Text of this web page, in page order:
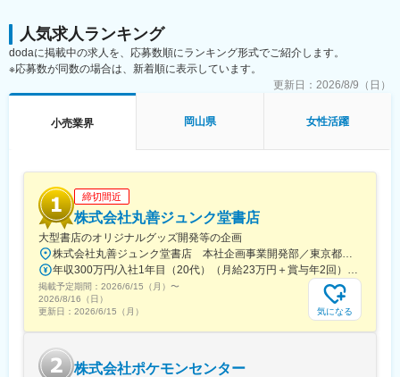
充実しており、入社から10年後のキャリア形成を計画します。
■リーダーシップ研修：
『アンガーマネジメント』を踏まえて『部下の自主性を育てる指
導法』などリーダーとしての心構えや実践すべき具体的な行動に
えます。
1931年2月、津山市元魚町14番地にマルイ食料品店として創業。
西日本エリアの食料品店では最も早くセルフサービス方式を導入
したスーパーマーケットです。1958年8月には株式会社マルイを
設立。現在は岡山県、鳥取県、島根県で食品スーパーマーケット
を展開しています。2020年からは本格的にデジタルトランスフォ
ーメーション（以下、DX）への取組みを開始しました。フルセル
フレジの導入、デジタル販促の強化、お客様1人ひとりの購買実績
からお客様に最適な商品提案を実現しています。
今後も、新たなサービスや商品を創造し、変革し、地域の皆様の
健やかな食生活のお手伝いが出来る「食の専門家」を目指し、地
変更の範囲：会社の定める業務
人気求人ランキング
dodaに掲載中の求人を、応募数順にランキング形式でご紹介します。
※応募数が同数の場合は、新着順に表示しています。
更新日： 2026/8/9（日）
小売業界 岡山県 女性活躍
締切間近
株式会社丸善ジュンク堂書店
大型書店のオリジナルグッズ開発等の企画
株式会社丸善ジュンク堂書店 本社企画事業開発部／東京都中央区新川1-28-23 東京ダイヤビルディング5号館9階★東京メトロ「茅場町駅」徒歩8分★JR・東京メトロ「八丁堀駅」（B4出口）徒歩5分
年収300万円/入社1年目（20代）（月給23万円＋賞与年2回） 年収390万円/入社5年目（30代）（月給30万円＋賞与年2回）
掲載予定期間： 2026/6/15（月） 〜
2026/8/16（日）
更新日： 2026/6/15（月） 気になる
株式会社ポケモンセンター